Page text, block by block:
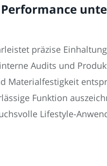
präzise
Audits und
Materialfestigkeit
Funktion
Lifestyle-